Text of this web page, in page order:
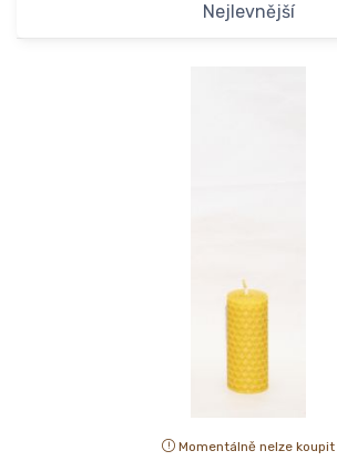
Nejlevnější
Momentálně nelze koupit